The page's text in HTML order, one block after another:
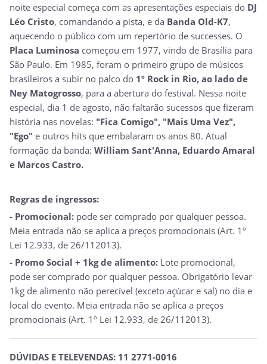
noite especial começa com as apresentações especiais do DJ
Léo Cristo, comandando a pista, e da Banda Old-K7,
aquecendo o público com um repertório de successes. O
Placa Luminosa começou em 1977, vindo de Brasília para
São Paulo. Em 1985, foram o primeiro grupo de músicos
brasileiros a subir no palco do 1º Rock in Rio, ao lado de
Ney Matogrosso, para a abertura do festival. Nessa noite
especial, dia 1 de agosto, não faltarão sucessos que fizeram
história nas novelas: "Fica Comigo", "Mais Uma Vez",
"Ego" e outros hits que embalaram os anos 80. Atual
formação da banda: William Sant'Anna, Eduardo Amaral
e Marcos Castro.
Regras de ingressos:
- Promocional: pode ser comprado por qualquer pessoa.
Meia entrada não se aplica a preços promocionais (Art. 1º
Lei 12.933, de 26/112013).
- Promo Social + 1kg de alimento: Lote promocional,
pode ser comprado por qualquer pessoa. Obrigatório levar
1kg de alimento não perecível (exceto açúcar e sal) no dia e
local do evento. Meia entrada não se aplica a preços
promocionais (Art. 1º Lei 12.933, de 26/112013).
DÚVIDAS E TELEVENDAS: 11 2771-0016